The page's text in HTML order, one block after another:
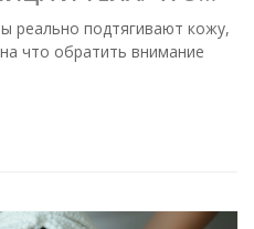
реально подтягивают кожу,
что обратить внимание